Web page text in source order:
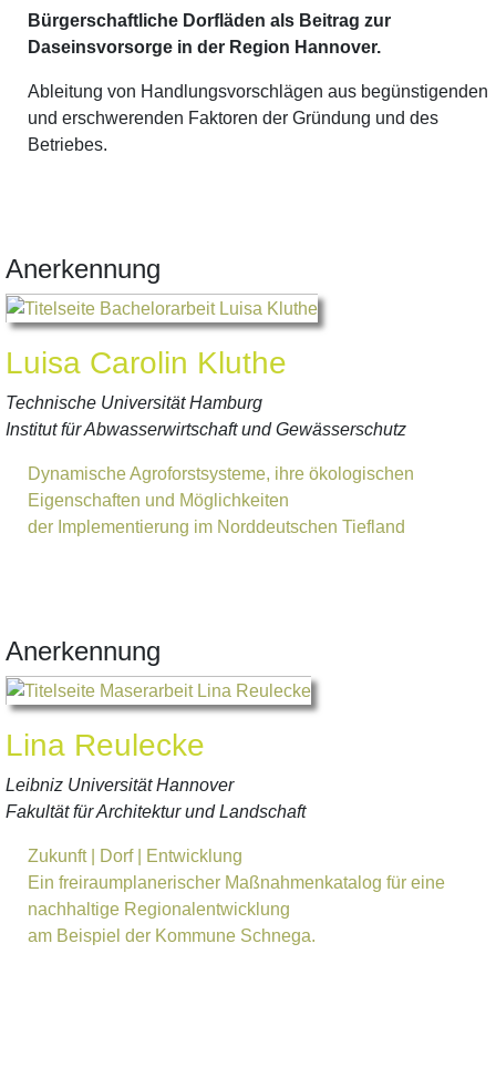
Bürgerschaftliche Dorfläden als Beitrag zur
Daseinsvorsorge in der Region Hannover.
Ableitung von Handlungsvorschlägen aus begünstigenden
und erschwerenden Faktoren der Gründung und des
Betriebes.
Anerkennung
Luisa Carolin Kluthe
Technische Universität Hamburg
Institut für Abwasserwirtschaft und Gewässerschutz
Dynamische Agroforstsysteme, ihre ökologischen
Eigenschaften und Möglichkeiten
der Implementierung im Norddeutschen Tiefland
Anerkennung
Lina Reulecke
Leibniz Universität Hannover
Fakultät für Architektur und Landschaft
Zukunft | Dorf | Entwicklung
Ein freiraumplanerischer Maßnahmenkatalog für eine
nachhaltige Regionalentwicklung
am Beispiel der Kommune Schnega.